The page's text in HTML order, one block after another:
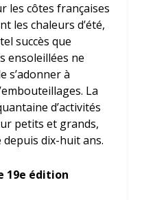
les côtes françaises
les chaleurs d’été,
succès que
ensoleillées ne
s’adonner à
La
d’activités
petits et grands,
depuis dix-huit ans.
19e édition